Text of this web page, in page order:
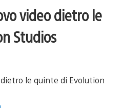
video dietro le
Studios